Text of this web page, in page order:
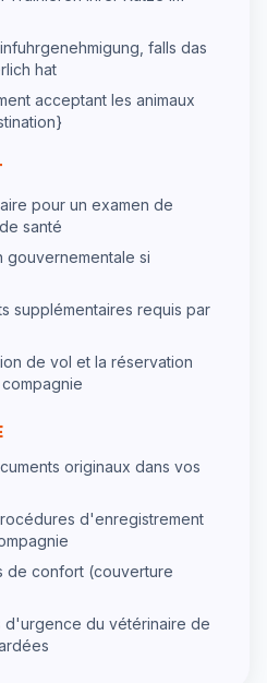
falls das
hat
acceptant les animaux
pour un examen de
santé
si
supplémentaires requis par
de vol et la réservation
originaux dans vos
d'enregistrement
de confort (couverture
d'urgence du vétérinaire de